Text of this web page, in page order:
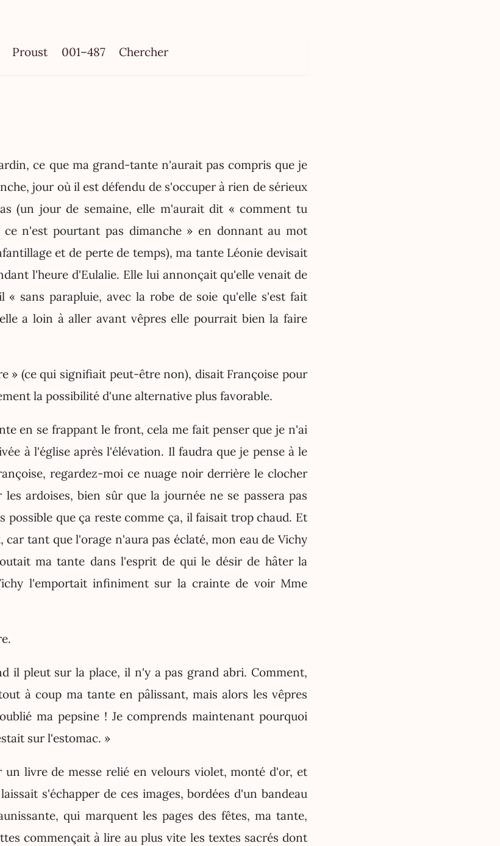
Proust 001–487 Chercher
ce que ma grand-tante n'aurait pas compris que je
jour où il est défendu de s'occuper à rien de sérieux
(un jour de semaine, elle m'aurait dit « comment tu
n'est pourtant pas dimanche » en donnant au mot
et de perte de temps), ma tante Léonie devisait
l'heure d'Eulalie. Elle lui annonçait qu'elle venait de
« sans parapluie, avec la robe de soie qu'elle s'est fait
a loin à aller avant vêpres elle pourrait bien la faire
» (ce qui signifiait peut-être non), disait Françoise pour
la possibilité d'une alternative plus favorable.
en se frappant le front, cela me fait penser que je n'ai
à l'église après l'élévation. Il faudra que je pense à le
regardez-moi ce nuage noir derrière le clocher
ardoises, bien sûr que la journée ne se passera pas
possible que ça reste comme ça, il faisait trop chaud. Et
car tant que l'orage n'aura pas éclaté, mon eau de Vichy
ma tante dans l'esprit de qui le désir de hâter la
l'emportait infiniment sur la crainte de voir Mme
il pleut sur la place, il n'y a pas grand abri. Comment,
à coup ma tante en pâlissant, mais alors les vêpres
ma pepsine ! Je comprends maintenant pourquoi
sur l'estomac. »
un livre de messe relié en velours violet, monté d'or, et
s'échapper de ces images, bordées d'un bandeau
qui marquent les pages des fêtes, ma tante,
commençait à lire au plus vite les textes sacrés dont